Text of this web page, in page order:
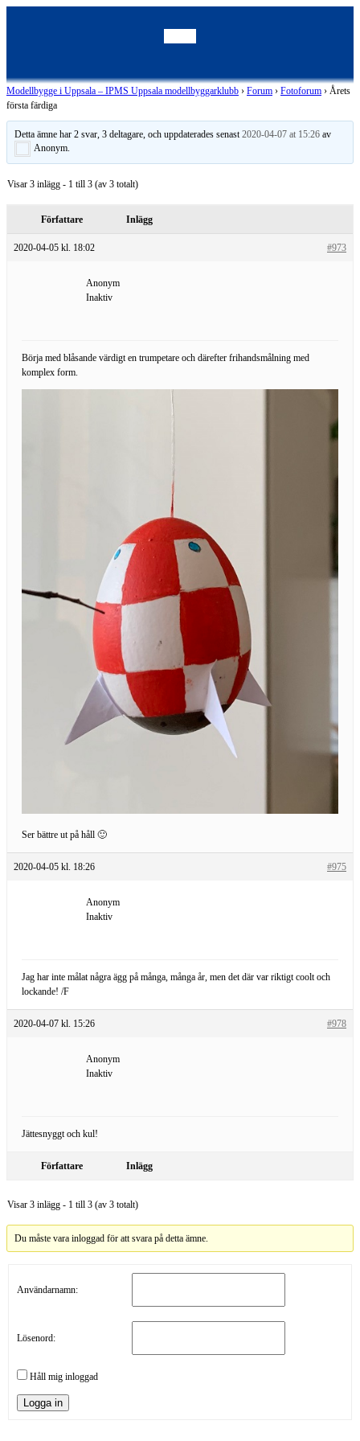
Modellbygge i Uppsala – IPMS Uppsala modellbyggarklubb › Forum › Fotoforum › Årets
första färdiga
Detta ämne har 2 svar, 3 deltagare, och uppdaterades senast2020-04-07 at 15:26 av
Anonym
Visar 3 inlägg - 1 till 3 (av 3 totalt)
Författare Inlägg
2020-04-05 kl. 18:02 #973
Anonym
Inaktiv
Börja med blåsande värdigt en trumpetare och därefter frihandsmålning med
komplex form.
Ser bättre ut på håll 🙂
2020-04-05 kl. 18:26 #975
Anonym
Inaktiv
Jag har inte målat några ägg på många, många år, men det där var riktigt coolt och
lockande! /F
2020-04-07 kl. 15:26 #978
Anonym
Inaktiv
Jättesnyggt och kul!
Författare Inlägg
Visar 3 inlägg - 1 till 3 (av 3 totalt)
Du måste vara inloggad för att svara på detta ämne.
Användarnamn:
Lösenord:
Håll mig inloggad
Logga in